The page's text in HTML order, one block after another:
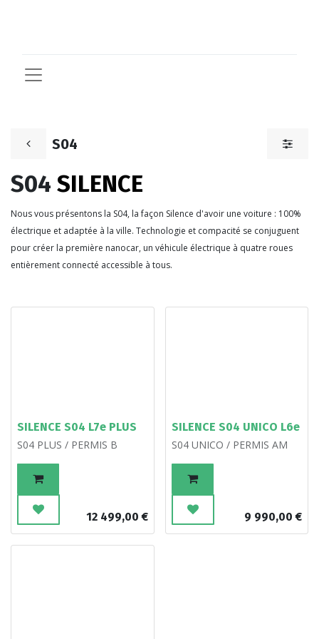
S04
S04 SILENCE
Nous vous présentons la S04, la façon Silence d'avoir une voiture : 100%
électrique et adaptée à la ville. Technologie et compacité se conjuguent
pour créer la première nanocar, un véhicule électrique à quatre roues
entièrement connecté accessible à tous.
SILENCE S04 L7e PLUS
S04 PLUS / PERMIS B
12 499,00 €
SILENCE S04 UNICO L6e
S04 UNICO / PERMIS AM
9 990,00 €